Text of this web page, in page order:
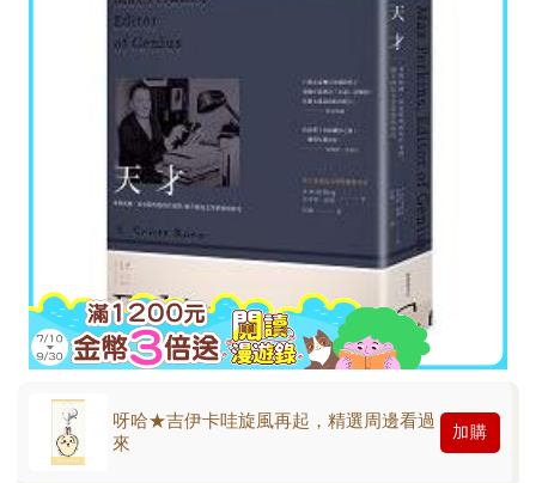
呀哈★吉伊卡哇旋風再起，精選周邊看過
來
加購